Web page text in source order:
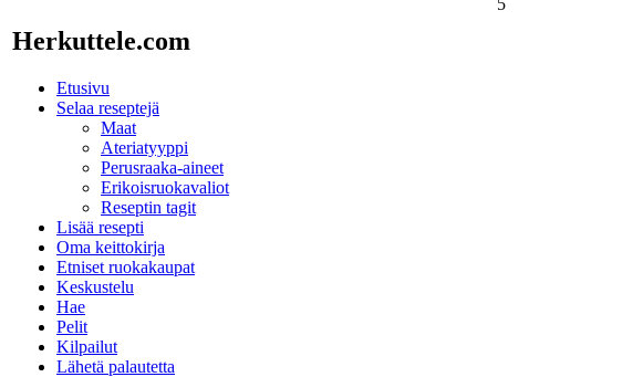
Herkuttele.com
Etusivu
Selaa reseptejä
Maat
Ateriatyyppi
Perusraaka-aineet
Erikoisruokavaliot
Reseptin tagit
Lisää resepti
Oma keittokirja
Etniset ruokakaupat
Keskustelu
Hae
Pelit
Kilpailut
Lähetä palautetta